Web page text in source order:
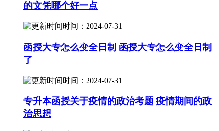
的文凭哪个好一点
时间：2024-07-31
函授大专怎么变全日制 函授大专怎么变全日制
了
时间：2024-07-31
专升本函授关于疫情的政治考题 疫情期间的政
治思想